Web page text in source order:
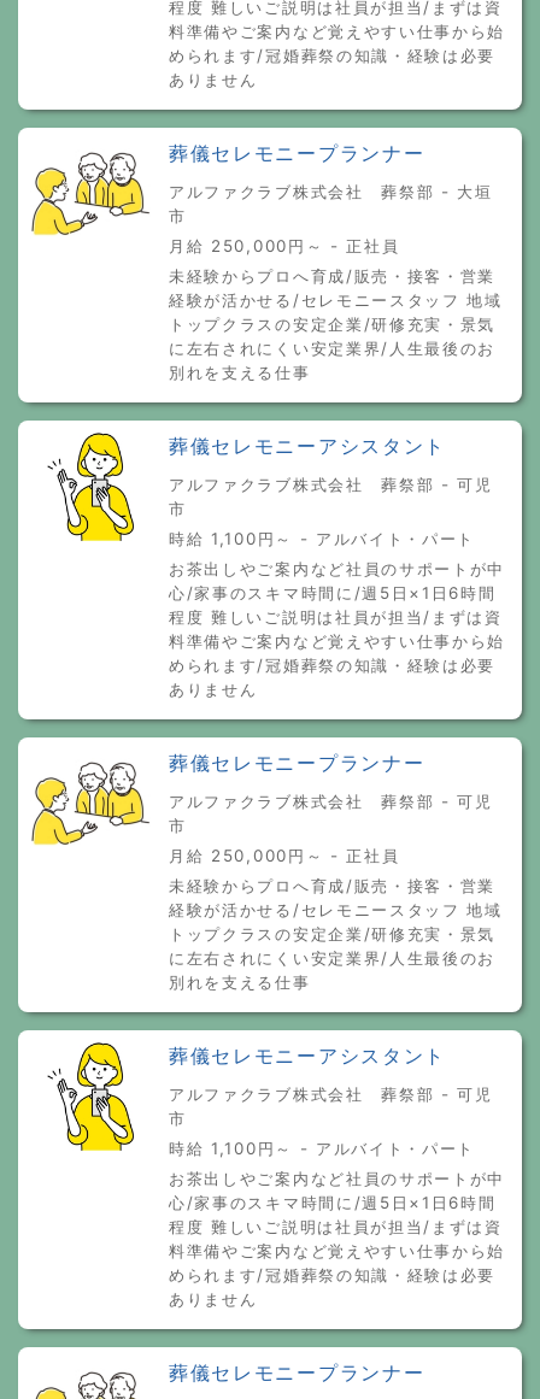
程度 難しいご説明は社員が担当/まずは資
料準備やご案内など覚えやすい仕事から始
められます/冠婚葬祭の知識・経験は必要
ありません
葬儀セレモニープランナー
アルファクラブ株式会社 葬祭部 - 大垣
市
月給 250,000円～ - 正社員
未経験からプロへ育成/販売・接客・営業
経験が活かせる/セレモニースタッフ 地域
トップクラスの安定企業/研修充実・景気
に左右されにくい安定業界/人生最後のお
別れを支える仕事
葬儀セレモニーアシスタント
アルファクラブ株式会社 葬祭部 - 可児
市
時給 1,100円～ - アルバイト・パート
お茶出しやご案内など社員のサポートが中
心/家事のスキマ時間に/週5日×1日6時間
程度 難しいご説明は社員が担当/まずは資
料準備やご案内など覚えやすい仕事から始
められます/冠婚葬祭の知識・経験は必要
ありません
葬儀セレモニープランナー
アルファクラブ株式会社 葬祭部 - 可児
市
月給 250,000円～ - 正社員
未経験からプロへ育成/販売・接客・営業
経験が活かせる/セレモニースタッフ 地域
トップクラスの安定企業/研修充実・景気
に左右されにくい安定業界/人生最後のお
別れを支える仕事
葬儀セレモニーアシスタント
アルファクラブ株式会社 葬祭部 - 可児
市
時給 1,100円～ - アルバイト・パート
お茶出しやご案内など社員のサポートが中
心/家事のスキマ時間に/週5日×1日6時間
程度 難しいご説明は社員が担当/まずは資
料準備やご案内など覚えやすい仕事から始
められます/冠婚葬祭の知識・経験は必要
ありません
葬儀セレモニープランナー